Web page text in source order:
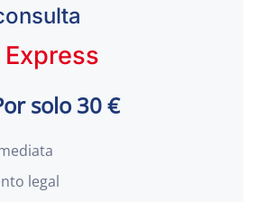
solo 30 €
legal